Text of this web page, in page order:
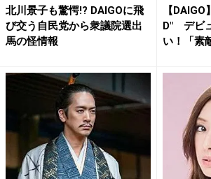
北川景子も驚愕!? DAIGOに飛
び交う自民党から衆議院選出
馬の怪情報
【
D" デビ
い！「素